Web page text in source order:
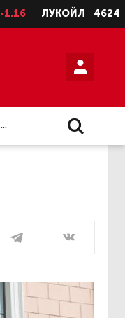
ЛУКОЙЛ 4624 -8
...